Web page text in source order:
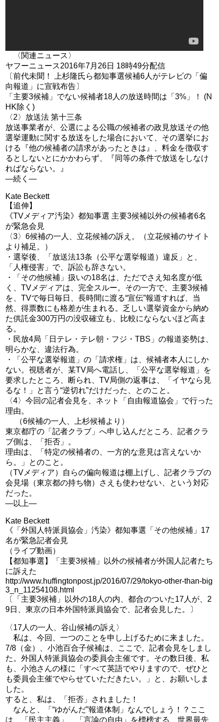
〈関連ニュース〉
ヤフーニュース2016年7月26日 18時49分配信
〔前代未聞！ 上杉隆氏ら都知事選候補6人がテレビの「偏
向報道」に宣戦布告〕
「主要3候補」でない候補者18人の放送時間は「3%」！ (N
HK除く)
〈2〉放送法 第十三条
放送事業者が、公選による公職の候補者の政見放送その他
選挙運動に関する放送をした場合において、その選挙にお
ける『他の候補者の請求があったときは』、料金を徴収す
るとしないとにかかわらず、『同等の条件で放送をしなけ
ればならない。』
―続く―
Kate Beckett
【追伸】
《TVメディア汚染》都知事選 主要3候補以外の候補者6名
が緊急会見
〈3〉6候補の一人、立花候補の訴え。（立花候補のサイト
より補足。）
・選挙後、「放送法13条（公平な選挙報道）違反」と、
「人権侵害」で、訴訟も辞さない。
・「その他候補」扱いの18名は、ただでさえ知名度が低
く、TVメディアは、完全スルー。その一方で、主要3候補
を、TVで毎日毎日、長時間に渡る“宣伝”報道すれば、当
然、得票数にも格差が生まれる。乏しい選挙資金から納め
た供託金300万円の没収確立も、比較にならないほど高ま
る。
・民放4局「日テレ・テレ朝・フジ・TBS」の報道姿勢は、
明らかな、違法行為。
・「公平な選挙報道」の「請求権」は、候補者本人にしか
ない。視聴者が、某TV局へ電話し、「公平な選挙報道」を
要求したところ、断られ、TV局側の返事は、「イヤなら見
るな！」と言う“逆切れ”だけだった、とのこと。
〈4〉今回の記者会見を、ネット「自由報道協会」で行った
理由。
（6候補の一人、上杉候補より）
東京都庁の「記者クラブ」へ申し込んだところ、記者クラ
ブ側は、「拒否」。
理由は、「特定の候補者の、一方的な意見は言えないか
ら。」とのこと。
（TVメディア）自らの偏向報道は棚上げし、記者クラブの
会見場（東京都の持ち物）さえも使わせない、という対応
だった。
―以上―
Kate Beckett
《「外国人特派員協会」汚染》都知事選「その他候補」17
名が緊急記者会見
（ライブ動画）
【都知事選】「主要3候補」以外の候補者が外国人記者たち
に訴えた
http://www.huffingtonpost.jp/2016/07/29/tokyo-other-than-big
3_n_11254108.html
〔「主要3候補」以外の18人の内、都合のついた17人が、2
9日、東京の日本外国特派員協会で、記者会見した。〕
〈17人の一人、谷山候補の訴え〉
私は、今回、一つのことを申し上げるために来ました。
7/8（金）、小池百合子候補は、ここで、記者会見をしまし
た。外国人特派員協会の委員会主催です。その数日後、私
も、小池さんの様に「すべて英語でやりますので、ぜひと
も委員会主催でやらせていただきたい。」と、お願いしま
した。
すると、私は、「拒否」されました！
なんと、「“ゆがんだ”報道体制」なんでしょう！？ここ
は、「民主主義」、「言論の自由」を標榜する、世界最先